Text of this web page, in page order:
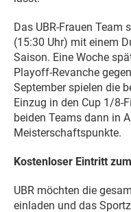
Das UBR-Frauen Team
(15:30 Uhr) mit einem
Saison. Eine Woche
Playoff-Revanche
September spielen die
Einzug in den Cup 1/8-
beiden Teams dann in
Meisterschaftspunkte.
Kostenloser Eintritt
UBR möchten die
einladen und das